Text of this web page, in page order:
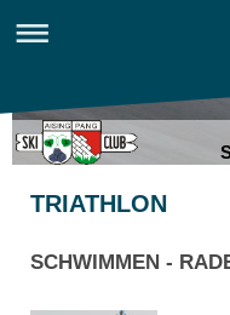
TRIATHLON
SCHWIMMEN -